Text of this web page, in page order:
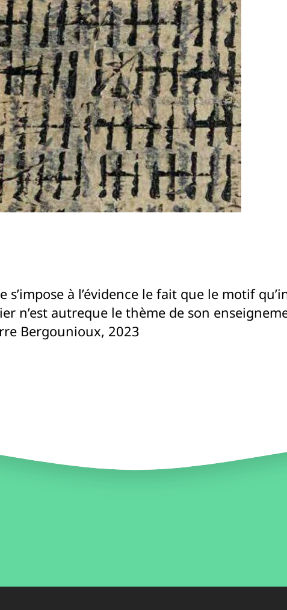
s’impose à l’évidence le fait que le motif
n’est autreque le thème de son
Bergounioux, 2023